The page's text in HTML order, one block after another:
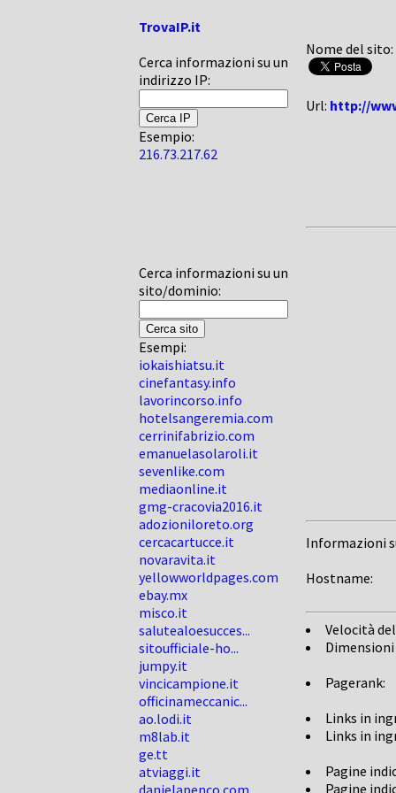
TrovaIP.it
Cerca informazioni su un
indirizzo IP:
Esempio:
216.73.217.62
Cerca informazioni su un
sito/dominio:
Esempi:
iokaishiatsu.it
cinefantasy.info
lavorincorso.info
hotelsangeremia.com
cerrinifabrizio.com
emanuelasolaroli.it
sevenlike.com
mediaonline.it
gmg-cracovia2016.it
adozioniloreto.org
cercacartucce.it
novaravita.it
yellowworldpages.com
ebay.mx
misco.it
salutealoesucces...
sitoufficiale-ho...
jumpy.it
vincicampione.it
officinameccanic...
ao.lodi.it
m8lab.it
ge.tt
atviaggi.it
danielapenco.com
Nome del sito:
Url: http://
Informazioni
Hostname:
Velocità
Pagerank:
Links in
Links in
Pagine
Pagine